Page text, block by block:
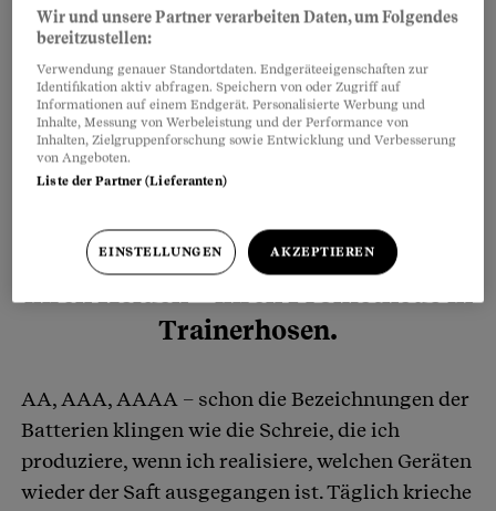
Meine Tochter ­jubelt und feiert ­
ihren Helden – ihren Prometheus in
Trainerhosen.
AA, AAA, AAAA – schon die Bezeichnungen der
Batterien klingen wie die Schreie, die ich
produziere, wenn ich realisiere, welchen Geräten
wieder der Saft ausgegangen ist. Täglich krieche
Wir und unsere Partner verarbeiten Daten, um Folgendes
bereitzustellen:
Verwendung genauer Standortdaten. Endgeräteeigenschaften zur
Identifikation aktiv abfragen. Speichern von oder Zugriff auf
Informationen auf einem Endgerät. Personalisierte Werbung und
Inhalte, Messung von Werbeleistung und der Performance von
Inhalten, Zielgruppenforschung sowie Entwicklung und Verbesserung
von Angeboten.
Liste der Partner (Lieferanten)
EINSTELLUNGEN AKZEPTIEREN